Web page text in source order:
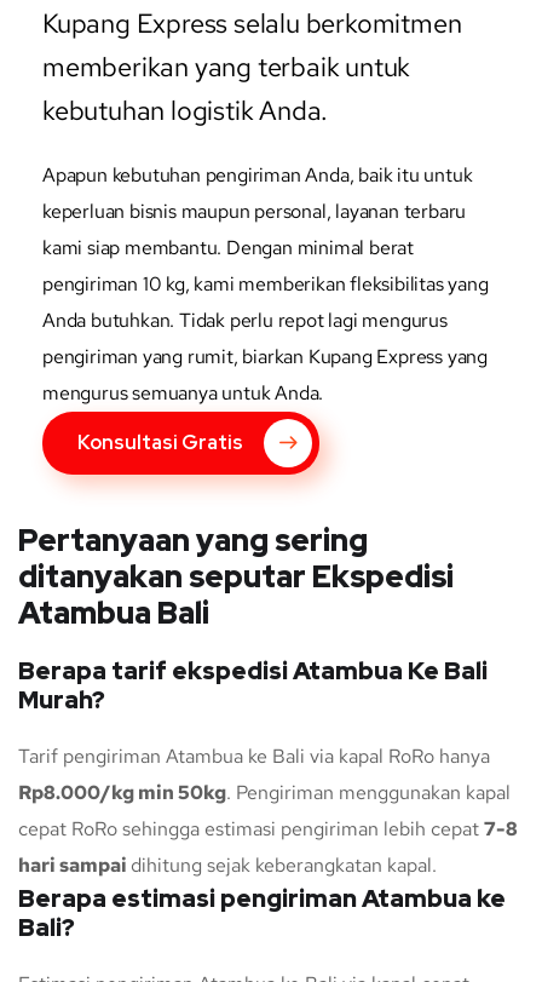
Kupang Express selalu berkomitmen
memberikan yang terbaik untuk
kebutuhan logistik Anda.
Apapun kebutuhan pengiriman Anda, baik itu untuk
keperluan bisnis maupun personal, layanan terbaru
kami siap membantu. Dengan minimal berat
pengiriman 10 kg, kami memberikan fleksibilitas yang
Anda butuhkan. Tidak perlu repot lagi mengurus
pengiriman yang rumit, biarkan Kupang Express yang
mengurus semuanya untuk Anda.
Konsultasi Gratis
Pertanyaan yang sering
ditanyakan seputar Ekspedisi
Atambua Bali
Berapa tarif ekspedisi Atambua Ke Bali
Murah?
Tarif pengiriman Atambua ke Bali via kapal RoRo hanya
Rp8.000/kg min 50kg. Pengiriman menggunakan kapal
cepat RoRo sehingga estimasi pengiriman lebih cepat7-8
hari sampai dihitung sejak keberangkatan kapal.
Berapa estimasi pengiriman Atambua ke
Bali?